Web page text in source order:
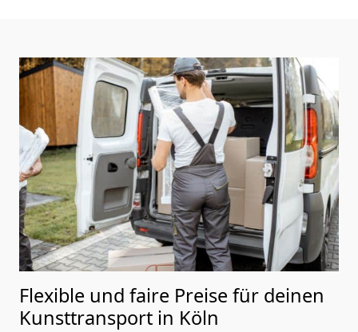
Flexible und faire Preise für deinen
Kunsttransport in Köln